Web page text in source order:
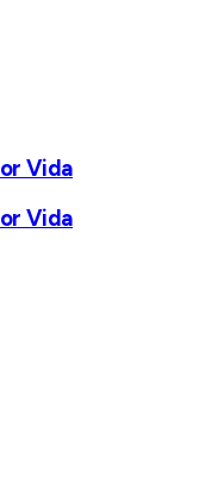
Vida
Vida